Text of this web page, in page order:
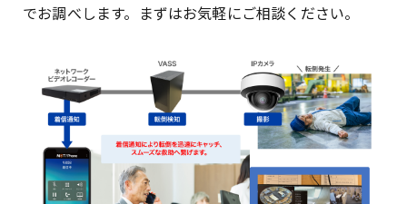
でお調べします。まずはお気軽にご相談ください。